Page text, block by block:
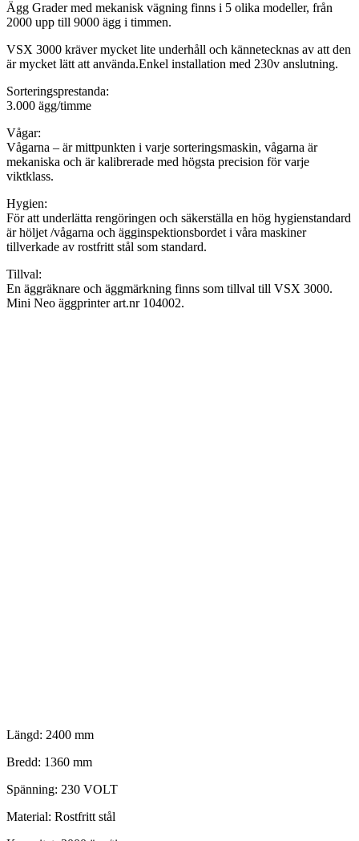
Ägg Grader med mekanisk vägning finns i 5 olika modeller, från
2000 upp till 9000 ägg i timmen.
VSX 3000 kräver mycket lite underhåll och kännetecknas av att den
är mycket lätt att använda.Enkel installation med 230v anslutning.
Sorteringsprestanda:
3.000 ägg/timme
Vågar:
Vågarna – är mittpunkten i varje sorteringsmaskin, vågarna är
mekaniska och är kalibrerade med högsta precision för varje
viktklass.
Hygien:
För att underlätta rengöringen och säkerställa en hög hygienstandard
är höljet /vågarna och ägginspektionsbordet i våra maskiner
tillverkade av rostfritt stål som standard.
Tillval:
En äggräknare och äggmärkning finns som tillval till VSX 3000.
Mini Neo äggprinter art.nr 104002.
Längd: 2400 mm
Bredd: 1360 mm
Spänning: 230 VOLT
Material: Rostfritt stål